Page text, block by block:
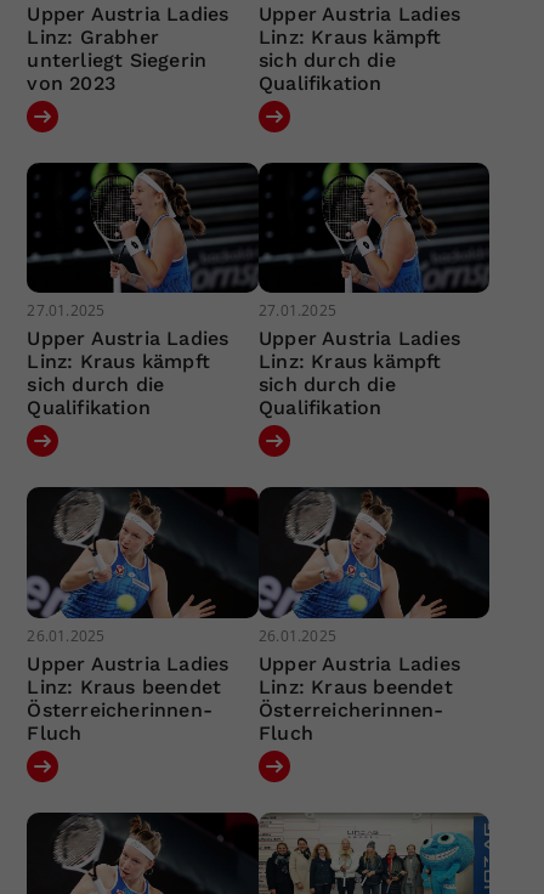
Upper Austria Ladies
Linz: Grabher
unterliegt Siegerin
von 2023
Upper Austria Ladies
Linz: Kraus kämpft
sich durch die
Qualifikation
27.01.2025
Upper Austria Ladies
Linz: Kraus kämpft
sich durch die
Qualifikation
27.01.2025
Upper Austria Ladies
Linz: Kraus kämpft
sich durch die
Qualifikation
26.01.2025
Upper Austria Ladies
Linz: Kraus beendet
Österreicherinnen-
Fluch
26.01.2025
Upper Austria Ladies
Linz: Kraus beendet
Österreicherinnen-
Fluch